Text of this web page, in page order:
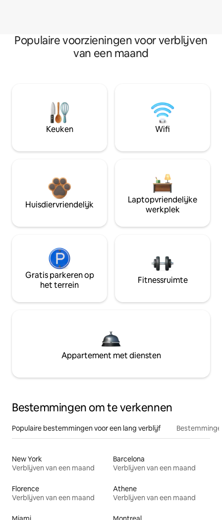
Populaire voorzieningen voor verblijven
van een maand
Keuken Wifi
Huisdiervriendelijk
Laptopvriendelijke
werkplek
Gratis parkeren op
het terrein
Fitnessruimte
Appartement met diensten
Bestemmingen om te verkennen
Populaire bestemmingen voor een lang verblijf
New York
Verblijven van een maand
Barcelona
Verblijven van een maand
Florence
Verblijven van een maand
Athene
Verblijven van een maand